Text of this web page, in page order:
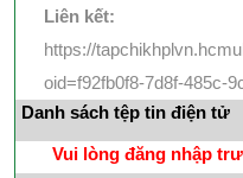
Liên kết:
https://
oid=f92fb0f8-7d8f-485c-
Danh sách tệp tin điện tử
Vui lòng đăng nhập